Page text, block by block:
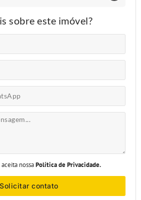
sobre este imóvel?
nossaPolítica de Privacidade.
Solicitar contato